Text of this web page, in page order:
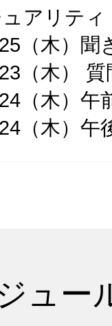
アリティ
（木）聞
（木）
（木）午
（木）午
ュー